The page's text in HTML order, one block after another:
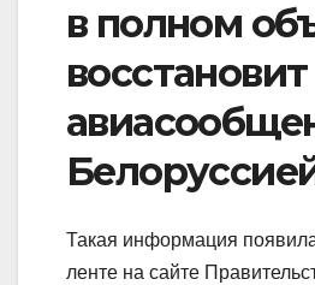
в полном
восстановит
Такая информация
ленте на сайте